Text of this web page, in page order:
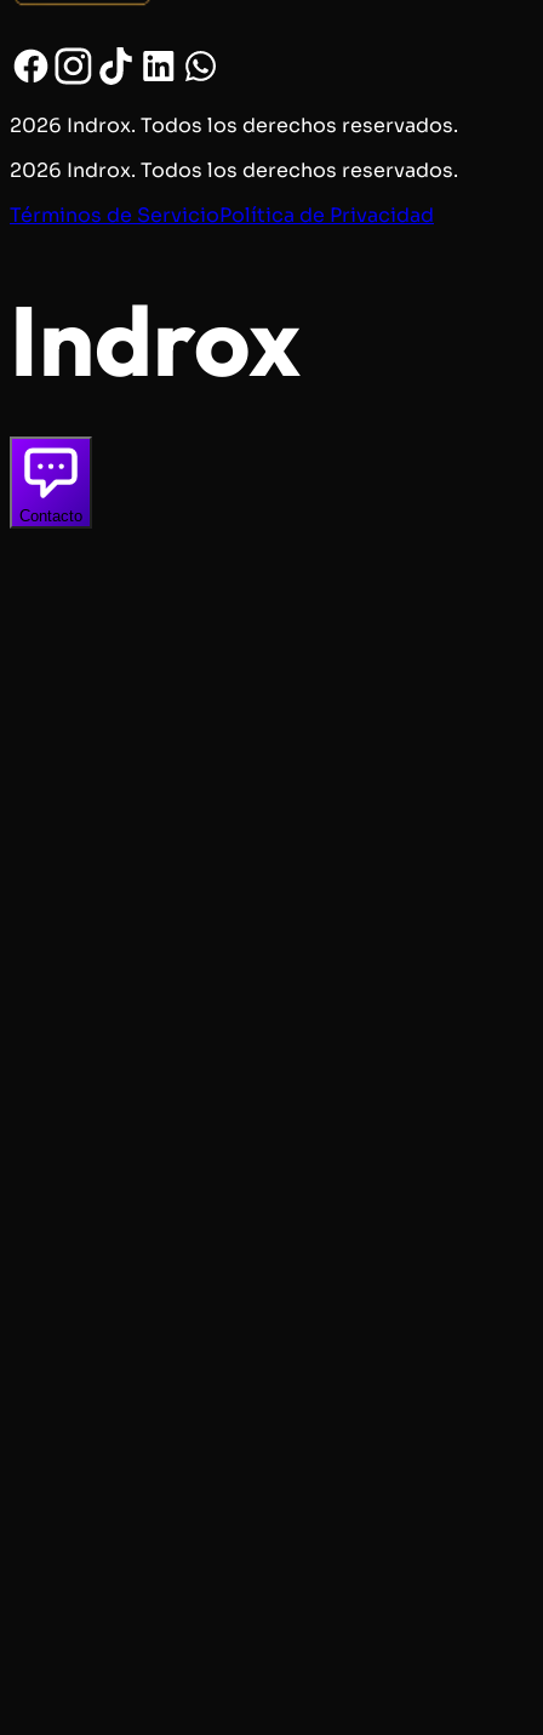
2026 Indrox. Todos los derechos reservados.
2026 Indrox. Todos los derechos reservados.
Términos de ServicioPolítica de Privacidad
Indrox
Contacto